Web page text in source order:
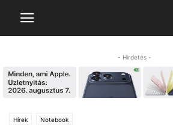
- Hirdetés -
Hírek Notebook